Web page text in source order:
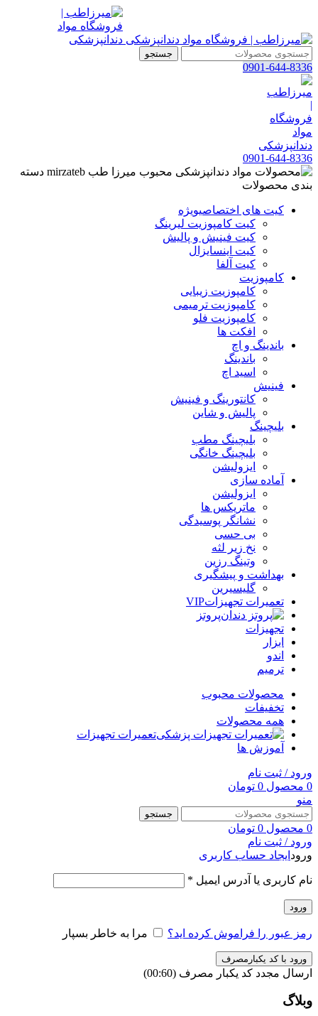
جستجو
0901-644-8336
0901-644-8336
دسته
بندی محصولات
کیت های اختصاصیویژه
کیت کامپوزیت لیرینگ
کیت فینیش و پالیش
کیت اینسایزال
کیت آلفا
کامپوزیت
کامپوزیت زیبایی
کامپوزیت ترمیمی
کامپوزیت فلو
افکت ها
باندینگ و اچ
باندینگ
اسید اچ
فینیش
کانتورینگ و فینیش
پالیش و شاین
بلیچینگ
بلیچینگ مطب
بلیچینگ خانگی
ایزولیشن
آماده سازی
ایزولیشن
ماتریکس ها
نشانگر پوسیدگی
بی حسی
نخ زیر لثه
وتینگ رزین
بهداشت و پیشگیری
گلیسیرین
تعمیرات تجهیزاتVIP
پروتز
تجهیزات
ابزار
اندو
ترمیم
محصولات محبوب
تخفیفات
همه محصولات
تعمیرات تجهیزات
آموزش ها
ورود / ثبت نام
0 محصول 0 تومان
منو
جستجو
0 محصول 0 تومان
ورود / ثبت نام
ورود ایجاد حساب کاربری
نام کاربری یا آدرس ایمیل *
ورود
رمز عبور را فراموش کرده اید؟ مرا به خاطر بسپار
ورود با کد یکبارمصرف
ارسال مجدد کد یکبار مصرف (00:
60
)
وبلاگ